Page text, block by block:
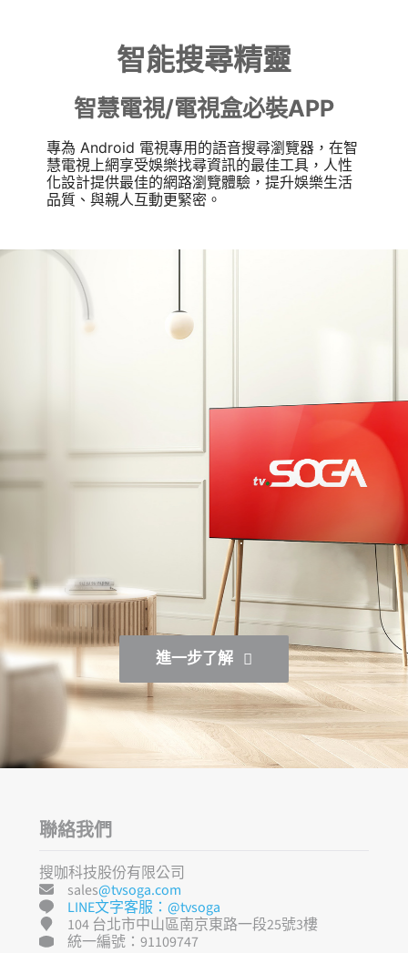
智能搜尋精靈
智慧電視/電視盒必裝APP
專為 Android 電視專用的語音搜尋瀏覽器，在智
慧電視上網享受娛樂找尋資訊的最佳工具，人性
化設計提供最佳的網路瀏覽體驗，提升娛樂生活
品質、與親人互動更緊密。
進一步了解
聯絡我們
搜咖科技股份有限公司
sales@tvsoga.com
LINE文字客服：@tvsoga
104 台北市中山區南京東路一段25號3樓
統一編號：91109747